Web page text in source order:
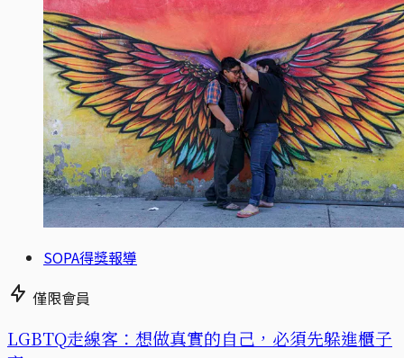
SOPA得獎報導
僅限會員
LGBTQ走線客：想做真實的自己，必須先躲進櫃子